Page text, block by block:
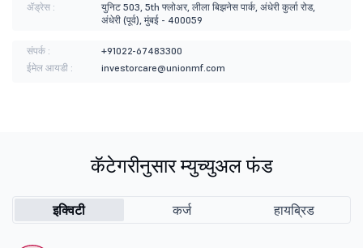
ॲड्रेस :
युनिट 503, 5th फ्लोअर, लीला बिझनेस पार्क, अंधेरी कुर्ला रोड,
अंधेरी (पूर्व), मुंबई - 400059
संपर्क :
+91022-67483300
ईमेल आयडी :
investorcare@unionmf.com
कॅटेगरीनुसार म्युच्युअल फंड
इक्विटी कर्ज हायब्रिड